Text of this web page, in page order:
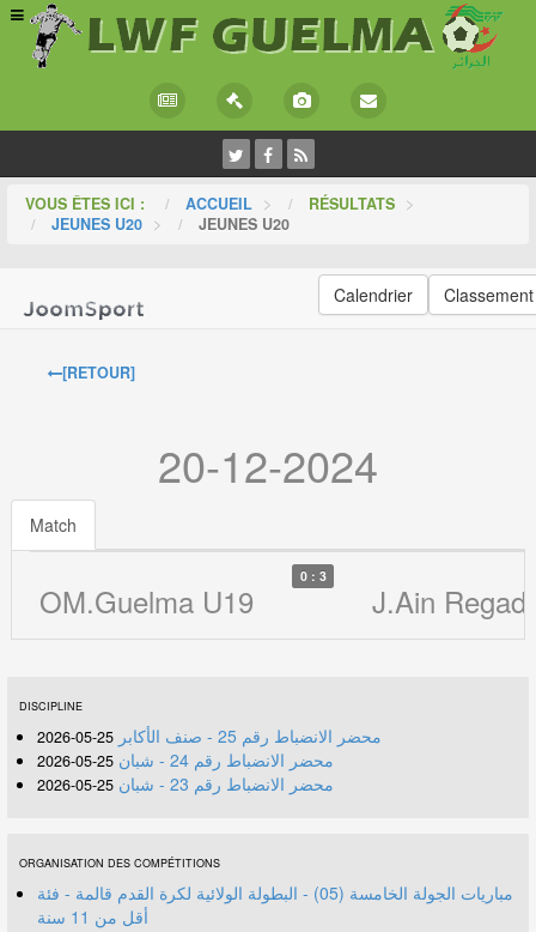
VOUS ÊTES ICI : ACCUEIL > RÉSULTATS >
JEUNES U20 > JEUNES U20
Calendrier Classement
[RETOUR]
20-12-2024
Match
OM.Guelma U19
0 : 3
J.Ain
DISCIPLINE
محضر الانضباط رقم 25 - صنف الأكابر 25-05-2026
محضر الانضباط رقم 24 - شبان 25-05-2026
محضر الانضباط رقم 23 - شبان 25-05-2026
ORGANISATION DES COMPÉTITIONS
مباريات الجولة الخامسة (05) - البطولة الولائية لكرة القدم قالمة - فئة
أقل من 11 سنة